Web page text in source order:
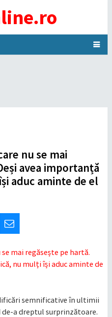
nu se mai
avea importanță
aduc aminte de el
semnificative în ultimii
a dreptul surprinzătoare.